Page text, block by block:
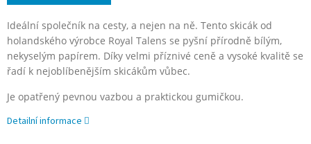
Ideální společník na cesty, a nejen na ně. Tento skicák od
holandského výrobce Royal Talens se pyšní přírodně bílým,
nekyselým papírem. Díky velmi příznivé ceně a vysoké kvalitě se
řadí k nejoblíbenějším skicákům vůbec.
Je opatřený pevnou vazbou a praktickou gumičkou.
Detailní informace